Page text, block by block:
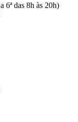
6ª das 8h às 20h)